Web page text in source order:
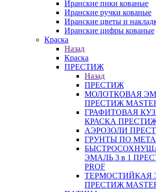
Иранские пики кованые
Иранские ручки кованые
Иранские цветы и
Иранские цифры кованые
Краска
Назад
Краска
ПРЕСТИЖ
Назад
ПРЕСТИЖ
МОЛОТКОВАЯ
ПРЕСТИЖ
ГРАФИТОВАЯ
КРАСКА ПРЕСТИЖ
АЭРОЗОЛИ
ГРУНТЫ ПО
ЭМАЛЬ 3 в 1
PROF
ТЕРМОСТИЙКАЯ
ПРЕСТИЖ